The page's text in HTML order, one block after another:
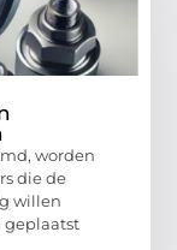
worden
die de
willen
geplaatst